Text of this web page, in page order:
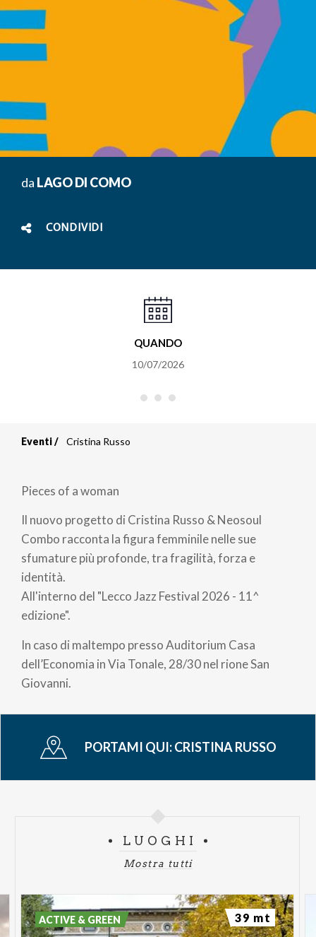
da LAGO DI COMO
CONDIVIDI
QUANDO
10/07/2026
di
pane
Eventi Cristina Russo
Pieces of a woman
Il nuovo progetto di Cristina Russo & Neosoul
Combo racconta la figura femminile nelle sue
sfumature più profonde, tra fragilità, forza e
identità.
All'interno del "Lecco Jazz Festival 2026 - 11^
edizione".
In caso di maltempo presso Auditorium Casa
dell’Economia in Via Tonale, 28/30 nel rione San
Giovanni.
PORTAMI QUI:CRISTINA RUSSO
LUOGHI
Mostra tutti
ACTIVE & GREEN 39 mt